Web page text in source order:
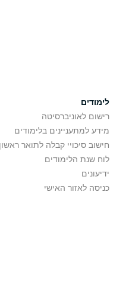
לימודים
רישום לאוניברסיטה
מידע למתעניינים בלימודים
חישוב סיכויי קבלה לתואר ראשון
לוח שנת הלימודים
ידיעונים
כניסה לאזור האישי